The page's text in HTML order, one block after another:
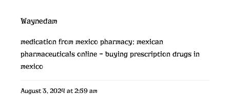
Waynedam
medication from mexico pharmacy: mexican
pharmaceuticals online – buying prescription drugs in
mexico
August 3, 2024 at 2:59 am